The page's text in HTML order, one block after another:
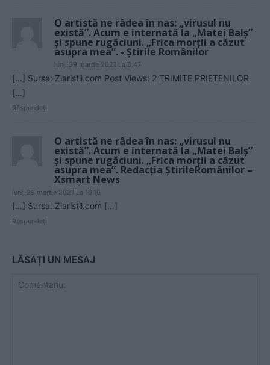
O artistă ne râdea în nas: „virusul nu
există”. Acum e internată la „Matei Balș”
și spune rugăciuni. „Frica morţii a căzut
asupra mea”. - Ştirile Românilor
luni, 29 martie 2021 La 8.47
[…] Sursa: Ziaristii.com Post Views: 2 TRIMITE PRIETENILOR
[…]
Răspundeți
O artistă ne râdea în nas: „virusul nu
există”. Acum e internată la „Matei Balș”
și spune rugăciuni. „Frica morţii a căzut
asupra mea”. Redacția ȘtirileRomânilor –
Xsmart News
luni, 29 martie 2021 La 10.10
[…] Sursa: Ziaristii.com […]
Răspundeți
LĂSAȚI UN MESAJ